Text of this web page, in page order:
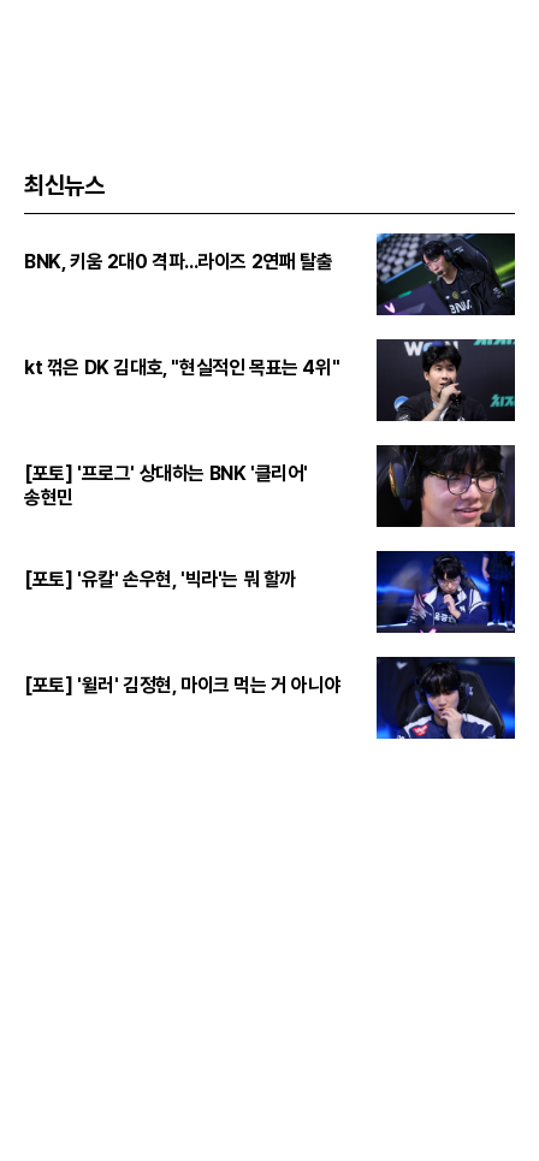
최신뉴스
BNK, 키움 2대0 격파...라이즈 2연패 탈출
kt 꺾은 DK 김대호, "현실적인 목표는 4위"
[포토] '프로그' 상대하는 BNK '클리어'
송현민
[포토] '유칼' 손우현, '빅라'는 뭐 할까
[포토] '윌러' 김정현, 마이크 먹는 거 아니야